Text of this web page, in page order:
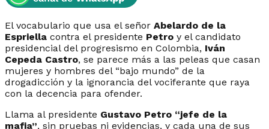
El vocabulario que usa el señor Abelardo de la
Espriella contra el presidente Petro y el candidato
presidencial del progresismo en Colombia, Iván
Cepeda Castro, se parece más a las peleas que casan
mujeres y hombres del “bajo mundo” de la
drogadicción y la ignorancia del vociferante que raya
con la decencia para ofender.
Llama al presidente Gustavo Petro “jefe de la
mafia”, sin pruebas ni evidencias, y cada una de sus